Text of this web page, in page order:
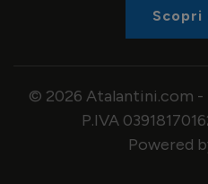
Scopri
© 2026 Atalantini.com
P.IVA
Powered